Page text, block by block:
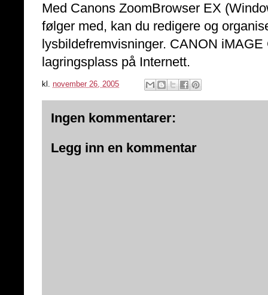
Med Canons ZoomBrowser EX
følger med, kan du redigere og
lysbildefremvisninger. CANON
lagringsplass på Internett.
kl. november 26, 2005
Ingen kommentarer:
Legg inn en kommentar